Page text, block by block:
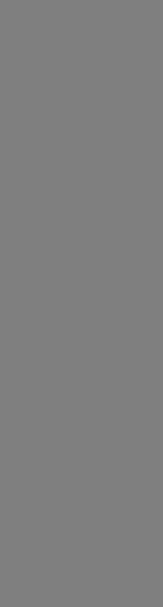
the rest of
pancake,
fats